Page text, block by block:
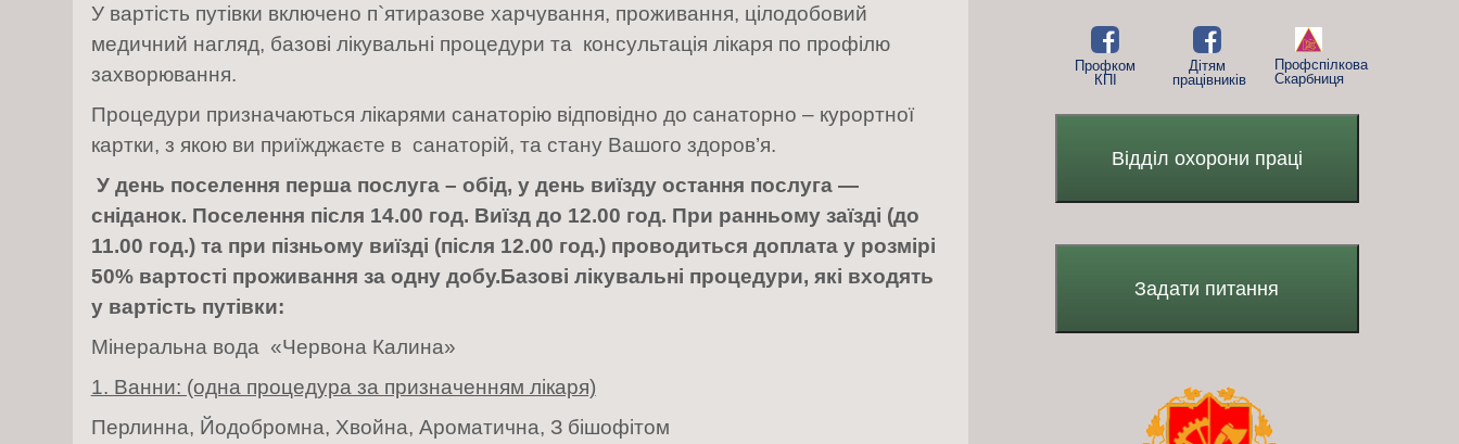
У вартість путівки включено п`ятиразове харчування, проживання, цілодобовий
медичний нагляд, базові лікувальні процедури та консультація лікаря по профілю
захворювання.
Процедури призначаються лікарями санаторію відповідно до санаторно – курортної
картки, з якою ви приїжджаєте в санаторій, та стану Вашого здоров’я.
У день поселення перша послуга – обід, у день виїзду остання послуга —
сніданок. Поселення після 14.00 год. Виїзд до 12.00 год. При ранньому заїзді (до
11.00 год.) та при пізньому виїзді (після 12.00 год.) проводиться доплата у розмірі
50% вартості проживання за одну добу.Базові лікувальні процедури, які входять
у вартість путівки:
Мінеральна вода «Червона Калина»
1. Ванни: (одна процедура за призначенням лікаря)
Перлинна, Йодобромна, Хвойна, Ароматична, З бішофітом
Профком
КПІ
Дітям
працівників
Профспілкова
Скарбниця
Відділ охорони праці
Задати питання